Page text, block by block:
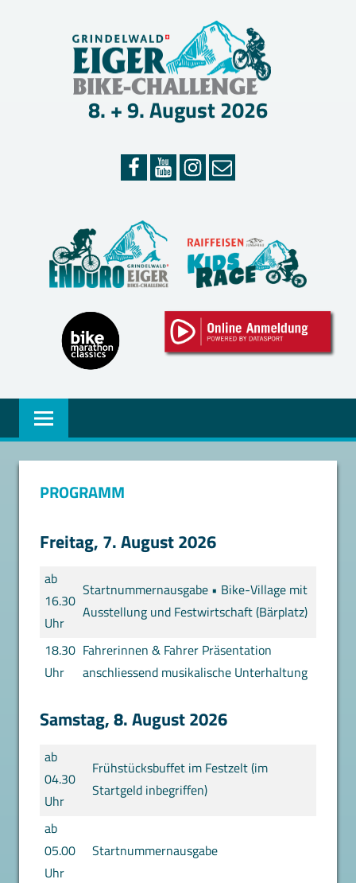
8. + 9. August 2026
PROGRAMM
Freitag, 7. August 2026
ab
16.30
Uhr
Startnummernausgabe • Bike-Village mit
Ausstellung und Festwirtschaft (Bärplatz)
18.30
Uhr
Fahrerinnen & Fahrer Präsentation
anschliessend musikalische Unterhaltung
Samstag, 8. August 2026
ab
04.30
Uhr
Frühstücksbuffet im Festzelt (im
Startgeld inbegriffen)
ab
05.00
Uhr
Startnummernausgabe